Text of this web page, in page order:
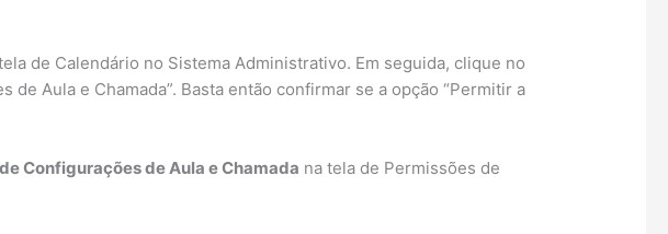
de Calendário no Sistema Administrativo. Em seguida, clique no
Aula e Chamada”. Basta então confirmar se a opção “Permitir a
Configurações de Aula e Chamada na tela de Permissões de